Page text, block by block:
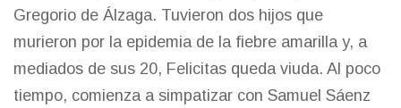
Gregorio de Álzaga. Tuvieron dos hijos que
murieron por la epidemia de la fiebre amarilla y, a
mediados de sus 20, Felicitas queda viuda. Al poco
tiempo, comienza a simpatizar con Samuel Sáenz